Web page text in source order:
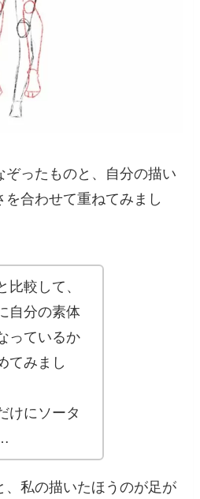
ぞったものと、自分の描い
合わせて重ねてみまし
比較して、
自分の素体
っているか
てみまし
けにソータ
、私の描いたほうのが足が